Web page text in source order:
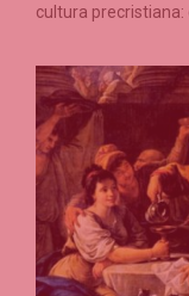
cultura precristiana: